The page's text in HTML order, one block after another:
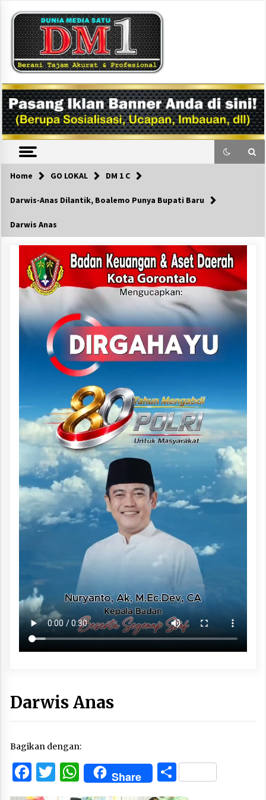
content
DM1
Home GO LOKAL DM 1 C
Darwis-Anas Dilantik, Boalemo Punya Bupati Baru
Darwis Anas
Darwis Anas
Bagikan dengan:
Facebook
Twitter
WhatsApp
Share Share